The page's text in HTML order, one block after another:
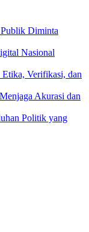
Diminta
Nasional
Verifikasi, dan
Akurasi dan
Politik yang